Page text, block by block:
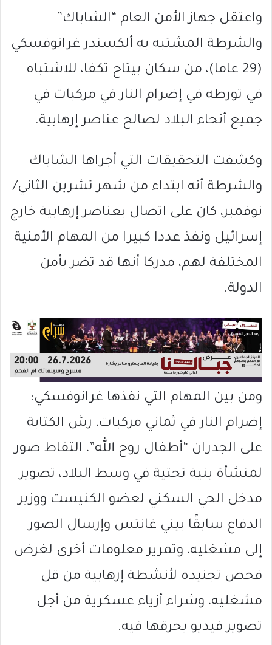
واعتقل جهاز الأمن العام “الشاباك”
والشرطة المشتبه به ألكسندر غرانوفسكي
(29 عاما)، من سكان بيتاح تكفا، للاشتباه
في تورطه في إضرام النار في مركبات في
جميع أنحاء البلاد لصالح عناصر إرهابية.
وكشفت التحقيقات التي أجراها الشاباك
والشرطة أنه ابتداء من شهر تشرين الثاني/
نوفمبر، كان على اتصال بعناصر إرهابية خارج
إسرائيل ونفذ عددا كبيرا من المهام الأمنية
المختلفة لهم، مدركا أنها قد تضر بأمن
الدولة.
ومن بين المهام التي نفذها غرانوفسكي:
إضرام النار في ثماني مركبات، رش الكتابة
على الجدران “أطفال روح الله”، التقاط صور
لمنشأة بنية تحتية في وسط البلاد، تصوير
مدخل الحي السكني لعضو الكنيست ووزير
الدفاع سابقًا بيني غانتس وإرسال الصور
إلى مشغليه، وتمرير معلومات أخرى لغرض
فحص تجنيده لأنشطة إرهابية من قل
مشغليه، وشراء أزياء عسكرية من أجل
تصوير فيديو يحرقها فيه.